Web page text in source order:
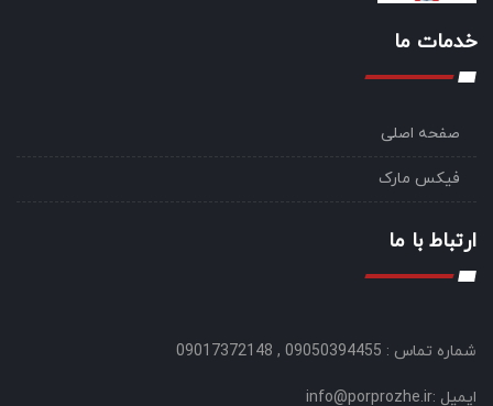
خدمات ما
صفحه اصلی
فیکس مارک
ارتباط با ما
شماره تماس : 09050394455 , 09017372148
ایمیل :info@porprozhe.ir